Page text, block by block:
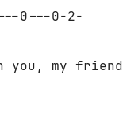
0---0-2-
you, my friend